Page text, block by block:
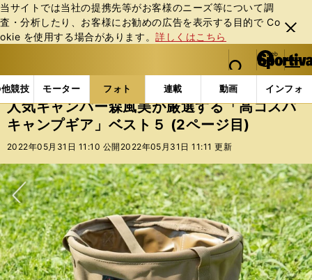
当サイトでは当社の提携先等がお客様のニーズ等について調
査・分析したり、お客様にお勧めの広告を表⽰する⽬的で Co
okie を使⽤する場合があります。詳しくはこちら
閉じ
る
web Sportiva (webスポルティーバ)
検索
マイペ
ー
ジ
メニュ
競技 モーター フォト 連載 動画 インフォ
b
ス
ポ
ル
ー
バ
フォトギャラリー 人気キャンパー森風美が厳選する
人気キャンパー森風美が厳選する「高コスパ
キャンプギア」ベスト５ (2ページ目)
2022年05月31日 11:10 公開 2022年05月31日 11:11 更新
次へ